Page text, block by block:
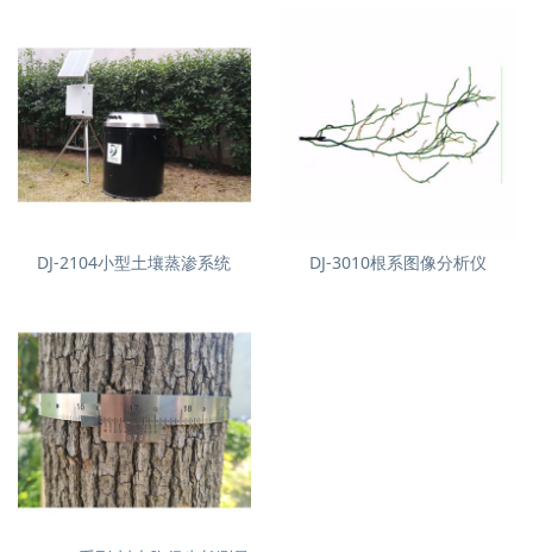
DJ-2104小型土壤蒸渗系统 DJ-3010根系图像分析仪